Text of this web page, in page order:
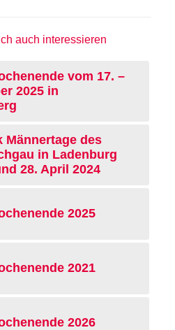
auch interessieren
vom 17. –
2025 in
Männertage des
in Ladenburg
28. April 2024
2025
2021
2026